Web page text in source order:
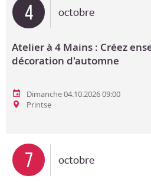
4 octobre
Atelier à 4 Mains : Créez
décoration d'automne
Dimanche 04.10.2026 09:00
Printse
7 octobre